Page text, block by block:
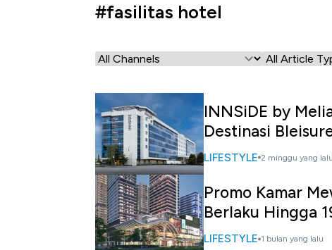
#fasilitas hotel
INNSiDE by
Destinasi
LIFESTYLE 2 minggu yang lalu
Promo Kamar
Berlaku Hingga
LIFESTYLE 1 bulan yang lalu